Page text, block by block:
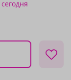
сегодня